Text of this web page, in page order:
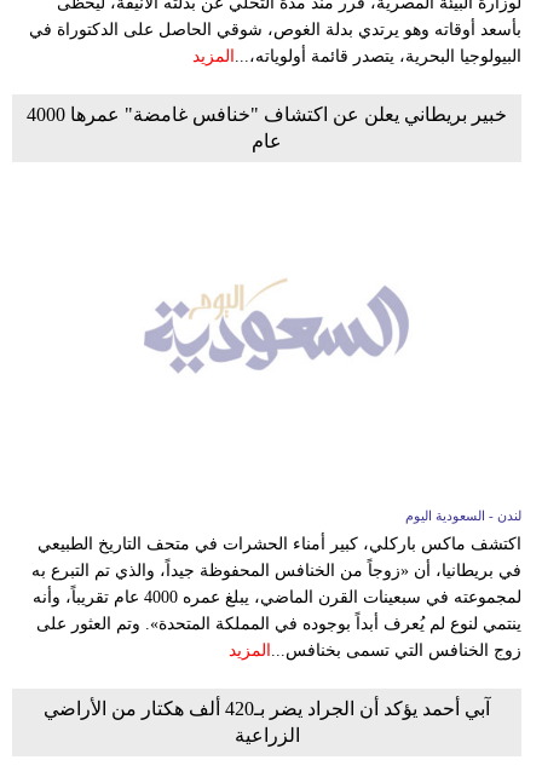
بأسعد أوقاته وهو يرتدي بدلة الغوص، شوقي الحاصل على الدكتوراة في
البيولوجيا البحرية، يتصدر قائمة أولوياته،... المزيد
خبير بريطاني يعلن عن اكتشاف "خنافس غامضة" عمرها 4000
عام
لندن - السعودية اليوم
اكتشف ماكس باركلي، كبير أمناء الحشرات في متحف التاريخ الطبيعي
في بريطانيا، أن «زوجاً من الخنافس المحفوظة جيداً، والذي تم التبرع به
لمجموعته في سبعينات القرن الماضي، يبلغ عمره 4000 عام تقريباً، وأنه
ينتمي لنوع لم يُعرف أبداً بوجوده في المملكة المتحدة». وتم العثور على
زوج الخنافس التي تسمى بخنافس...
المزيد
آبي أحمد يؤكد أن الجراد يضر بـ420 ألف هكتار من الأراضي
الزراعية